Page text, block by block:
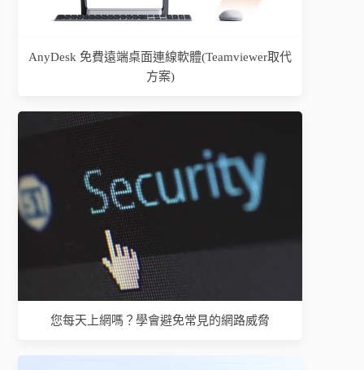
AnyDesk 免費遠端桌面連線軟體(Teamviewer取代
方案)
您每天上網嗎？學會避免常見的網路威脅